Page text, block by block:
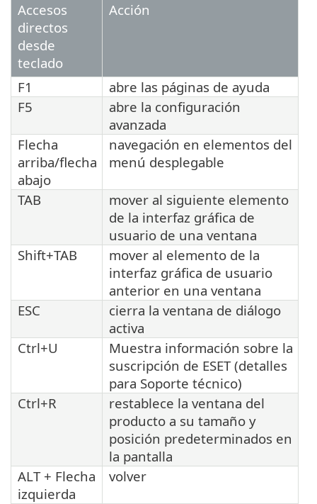
Accesos
directos
desde
teclado
Acción
F1
abre las páginas de ayuda
F5
abre la configuración
avanzada
Flecha
arriba/flecha
abajo
navegación en elementos del
menú desplegable
TAB
mover al siguiente elemento
de la interfaz gráfica de
usuario de una ventana
Shift+TAB
mover al elemento de la
interfaz gráfica de usuario
anterior en una ventana
ESC
cierra la ventana de diálogo
activa
Ctrl+U
Muestra información sobre la
suscripción de ESET (detalles
para Soporte técnico)
Ctrl+R
restablece la ventana del
producto a su tamaño y
posición predeterminados en
la pantalla
ALT + Flecha
izquierda
volver